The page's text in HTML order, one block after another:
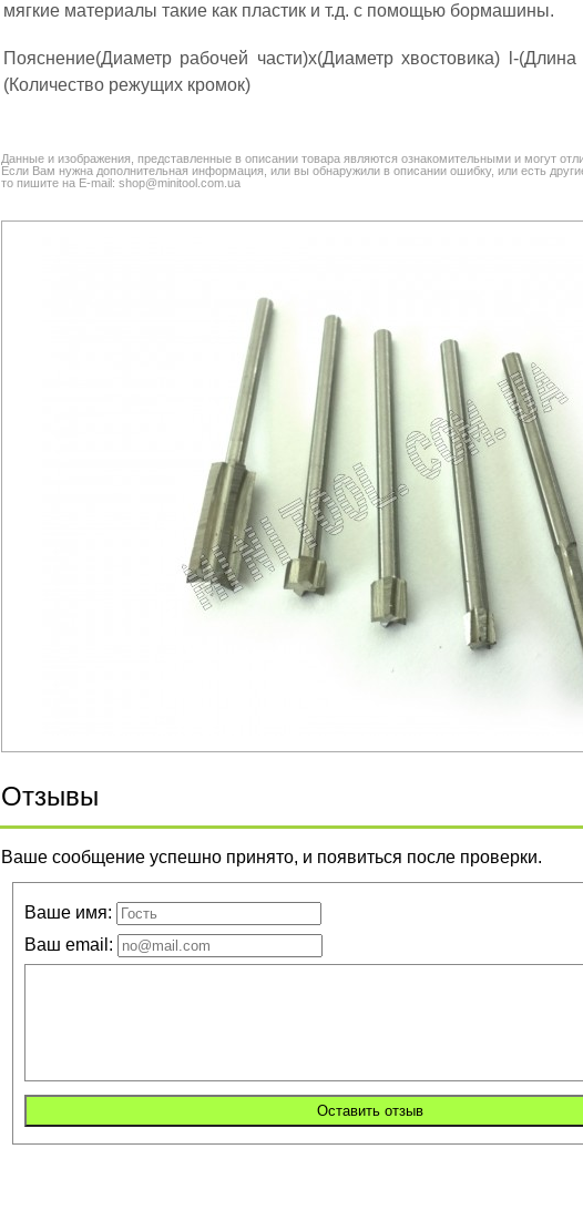
мягкие материалы такие как пластик и т.д. с помощью бормашины.
Пояснение(Диаметр рабочей части)х(Диаметр хвостовика) l-
(Количество режущих кромок)
Данные и изображения, представленные в описании товара являются ознакомительными и могут
Если Вам нужна дополнительная информация, или вы обнаружили в описании ошибку, или есть
то пишите на E-mail: shop@minitool.com.ua
Отзывы
Ваше сообщение успешно принято, и появиться после проверки.
Ваше имя:
Ваш email: